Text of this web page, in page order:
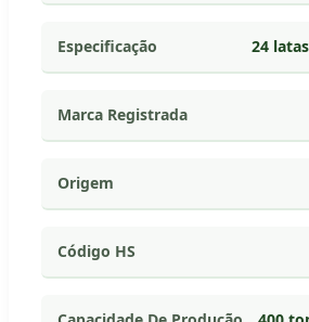
Especificação 24
Marca Registrada
Origem
Código HS